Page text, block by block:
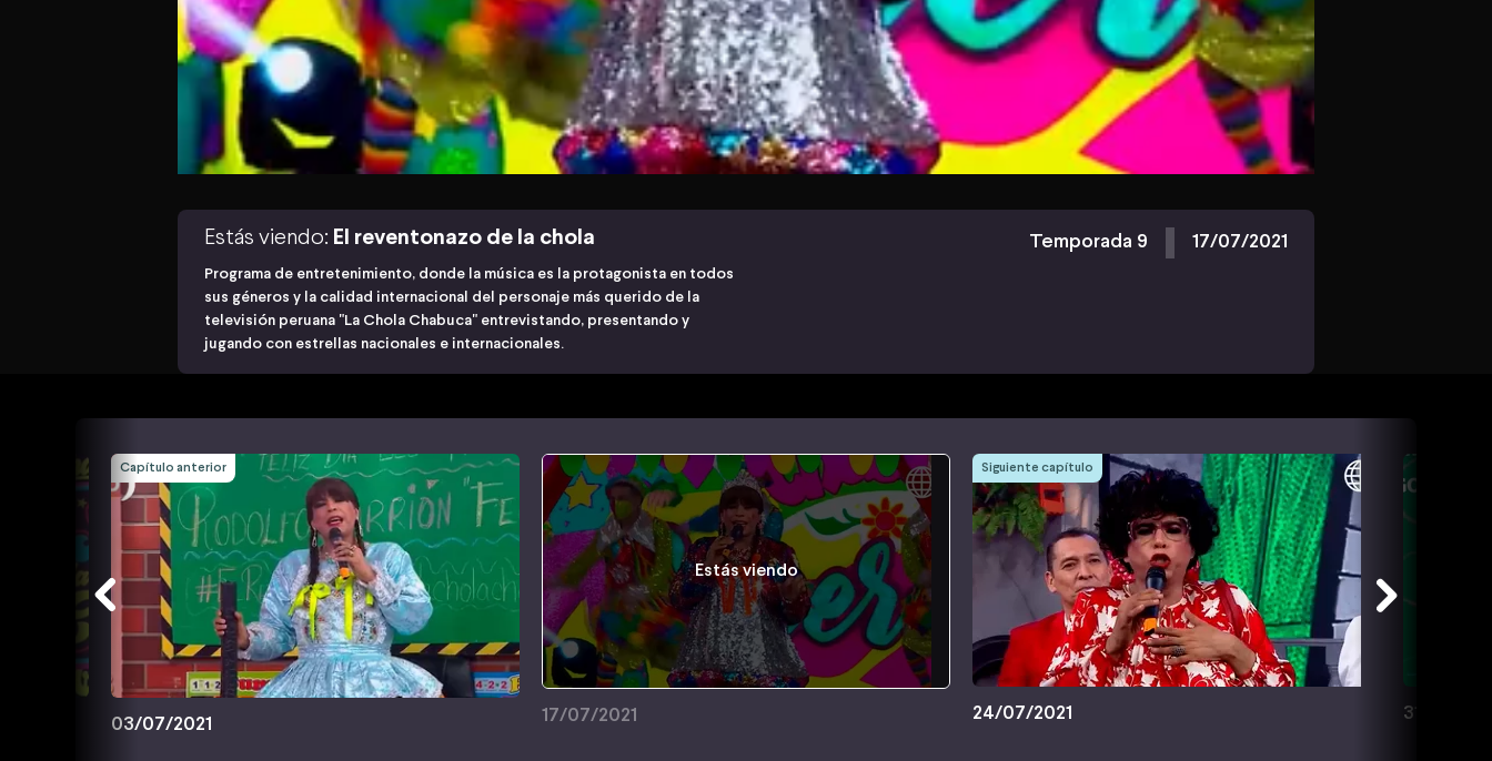
Estás viendo: El reventonazo de la chola
Programa de entretenimiento, donde la música es la protagonista en todos
sus géneros y la calidad internacional del personaje más querido de la
televisión peruana "La Chola Chabuca" entrevistando, presentando y
jugando con estrellas nacionales e internacionales.
Temporada 9 17/07/2021
Capítulo anterior
03/07/2021
Estás viendo
17/07/2021
Siguiente capítulo
24/07/2021 31/07/